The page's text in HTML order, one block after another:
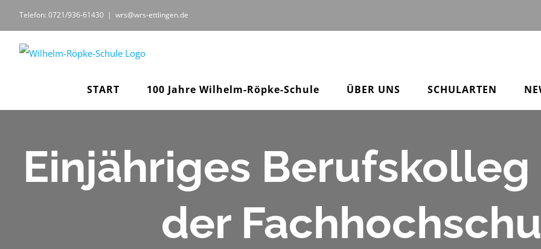
Inhalt
springen
Telefon: 0721/936-61430 | wrs@wrs-ettlingen.de
START 100 Jahre Wilhelm-Röpke-Schule ÜBER UNS SCHULARTEN
Einjähriges
der